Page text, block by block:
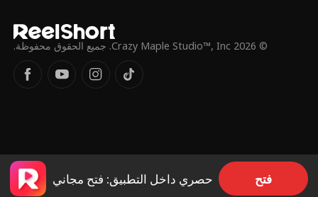
جوك الحرم الجامعي
علاقة وهمية تعدد الهوية
جندي موسيقي برنامج واقعي
© 2026 Crazy Maple Studio™, Inc. جميع الحقوق محفوظة.
حصري داخل التطبيق: فتح مجاني فتح